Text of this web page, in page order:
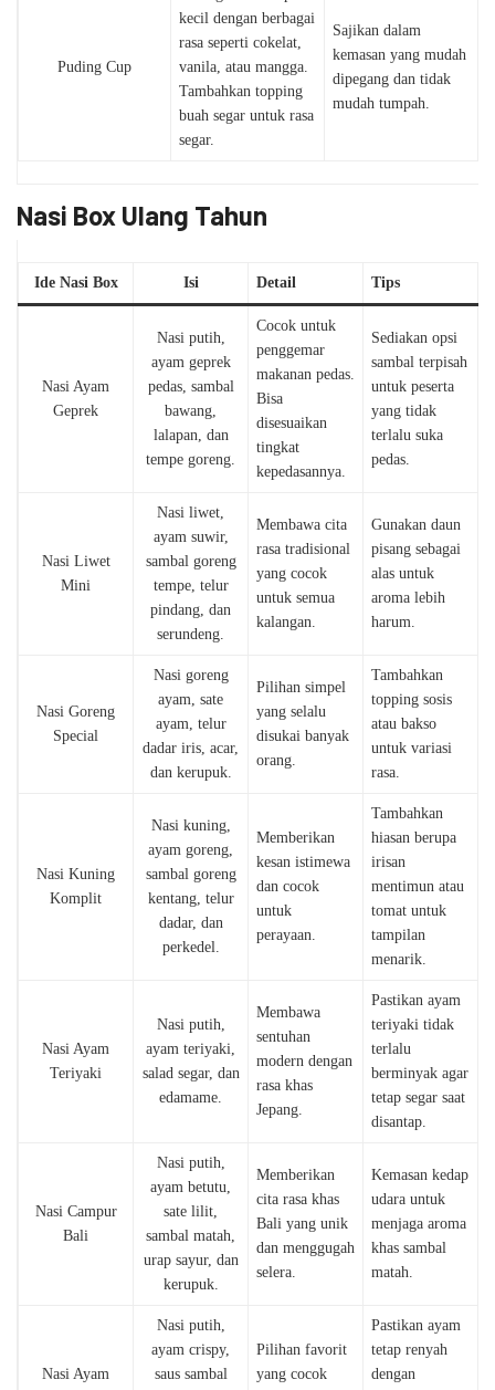
Puding Cup
kecil dengan berbagai
rasa seperti cokelat,
vanila, atau mangga.
Tambahkan topping
buah segar untuk rasa
segar.
Sajikan dalam
kemasan yang mudah
dipegang dan tidak
mudah tumpah.
Nasi Box Ulang Tahun
Ide Nasi Box Isi Detail Tips
Nasi Ayam
Geprek
Nasi putih,
ayam geprek
pedas, sambal
bawang,
lalapan, dan
tempe goreng.
Cocok untuk
penggemar
makanan pedas.
Bisa
disesuaikan
tingkat
kepedasannya.
Sediakan opsi
sambal terpisah
untuk peserta
yang tidak
terlalu suka
pedas.
Nasi Liwet
Mini
Nasi liwet,
ayam suwir,
sambal goreng
tempe, telur
pindang, dan
serundeng.
Membawa cita
rasa tradisional
yang cocok
untuk semua
kalangan.
Gunakan daun
pisang sebagai
alas untuk
aroma lebih
harum.
Nasi Goreng
Special
Nasi goreng
ayam, sate
ayam, telur
dadar iris, acar,
dan kerupuk.
Pilihan simpel
yang selalu
disukai banyak
orang.
Tambahkan
topping sosis
atau bakso
untuk variasi
rasa.
Nasi Kuning
Komplit
Nasi kuning,
ayam goreng,
sambal goreng
kentang, telur
dadar, dan
perkedel.
Memberikan
kesan istimewa
dan cocok
untuk
perayaan.
Tambahkan
hiasan berupa
irisan
mentimun atau
tomat untuk
tampilan
menarik.
Nasi Ayam
Teriyaki
Nasi putih,
ayam teriyaki,
salad segar, dan
edamame.
Membawa
sentuhan
modern dengan
rasa khas
Jepang.
Pastikan ayam
teriyaki tidak
terlalu
berminyak agar
tetap segar saat
disantap.
Nasi Campur
Bali
Nasi putih,
ayam betutu,
sate lilit,
sambal matah,
urap sayur, dan
kerupuk.
Memberikan
cita rasa khas
Bali yang unik
dan menggugah
selera.
Kemasan kedap
udara untuk
menjaga aroma
khas sambal
matah.
Nasi Ayam
Nasi putih,
ayam crispy,
saus sambal
Pilihan favorit
yang cocok
Pastikan ayam
tetap renyah
dengan